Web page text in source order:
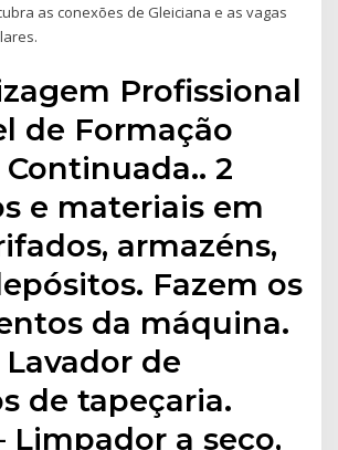
as conexões de Gleiciana e as vagas
Profissional
de Formação
2
e materiais em
armazéns,
Fazem os
da máquina.
Lavador de
de tapeçaria.
Limpador a seco,